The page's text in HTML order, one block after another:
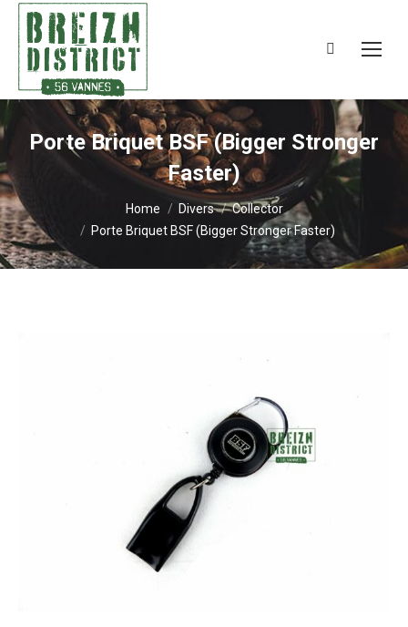
Search:
Porte Briquet BSF (Bigger Stronger
Faster)
You are here: Home Divers
Collector
Porte Briquet BSF (Bigger Stronger Faster)